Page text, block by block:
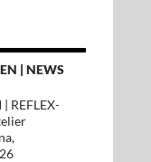
| NEWS
| REFLEX-